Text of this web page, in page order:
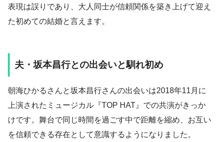
表現は誤りであり、大人同士が信頼関係を築き上げて迎え
た初めての結婚と言えます。
夫・坂本昌行との出会いと馴れ初め
朝海ひかるさんと坂本昌行さんの出会いは2018年11月に
上演されたミュージカル『TOP HAT』での共演がきっか
けです。舞台で同じ時間を過ごす中で距離を縮め、お互い
を信頼できる存在として意識するようになりました。